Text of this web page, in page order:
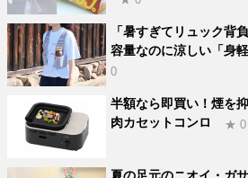
「暑すぎてリュック背
容量なのに涼しい「身
0
半額なら即買い！煙を
肉カセットコンロ
★ 0